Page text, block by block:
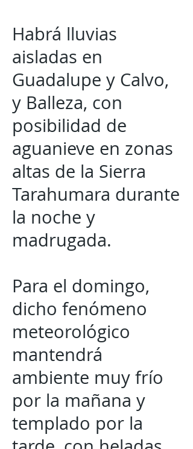
Habrá lluvias
aisladas en
Guadalupe y Calvo,
y Balleza, con
posibilidad de
aguanieve en zonas
altas de la Sierra
Tarahumara durante
la noche y
madrugada.
Para el domingo,
dicho fenómeno
meteorológico
mantendrá
ambiente muy frío
por la mañana y
templado por la